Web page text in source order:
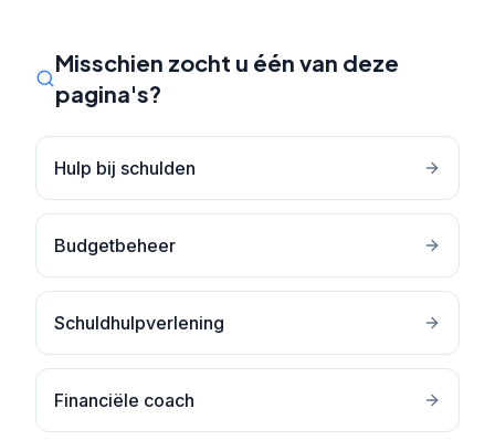
Misschien zocht u één van deze
pagina's?
Hulp bij schulden
Budgetbeheer
Schuldhulpverlening
Financiële coach